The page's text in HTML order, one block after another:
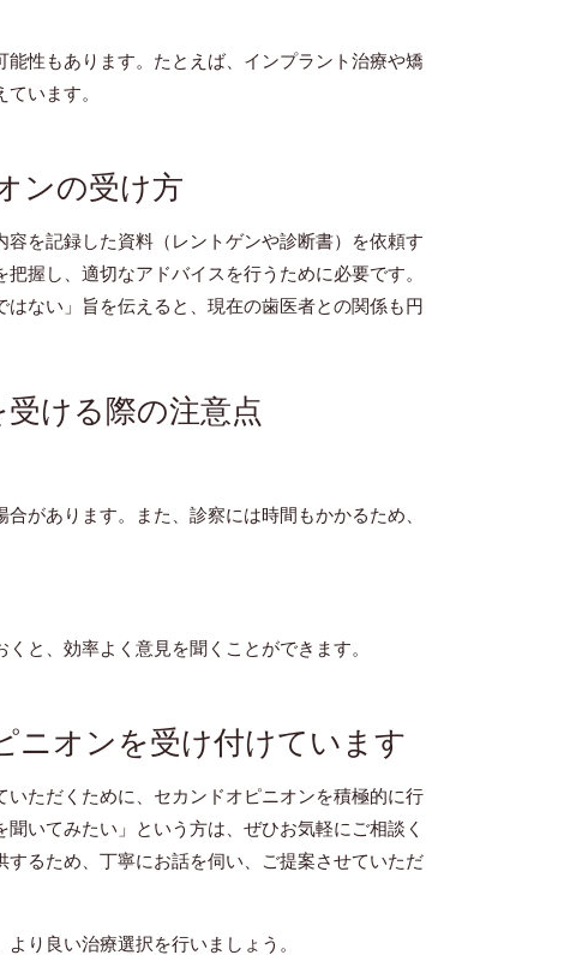
性もあります。たとえば、インプラント治療や矯
います。
ンの受け方
を記録した資料（レントゲンや診断書）を依頼す
握し、適切なアドバイスを行うために必要です。
ない」旨を伝えると、現在の歯医者との関係も円
ける際の注意点
があります。また、診察には時間もかかるため、
と、効率よく意見を聞くことができます。
ニオンを受け付けています
ただくために、セカンドオピニオンを積極的に行
いてみたい」という方は、ぜひお気軽にご相談く
るため、丁寧にお話を伺い、ご提案させていただ
り良い治療選択を行いましょう。